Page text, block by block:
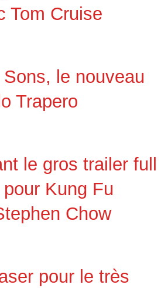
Tom Cruise
le nouveau
Trapero
le gros trailer full
Kung Fu
Chow
pour le très